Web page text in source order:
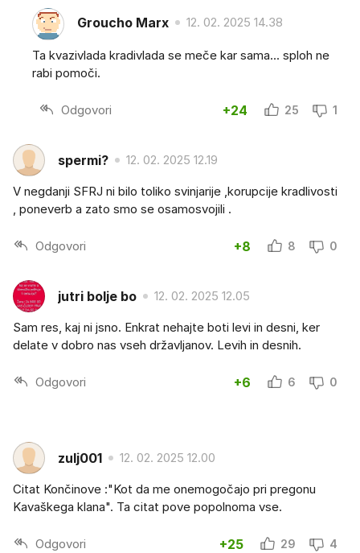
Groucho Marx 12. 02. 2025 14.38
Ta kvazivlada kradivlada se meče kar sama... sploh ne
rabi pomoči.
Odgovori +24 25 1
spermi? 12. 02. 2025 12.19
V negdanji SFRJ ni bilo toliko svinjarije ,korupcije kradlivosti
, poneverb a zato smo se osamosvojili .
Odgovori +8 8 0
jutri bolje bo 12. 02. 2025 12.05
Sam res, kaj ni jsno. Enkrat nehajte boti levi in desni, ker
delate v dobro nas vseh državljanov. Levih in desnih.
Odgovori +6 6 0
zulj001 12. 02. 2025 12.00
Citat Končinove :"Kot da me onemogočajo pri pregonu
Kavaškega klana". Ta citat pove popolnoma vse.
Odgovori +25 29 4